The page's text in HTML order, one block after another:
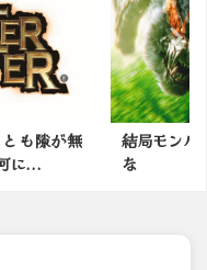
結局モンハンは2ndG
な